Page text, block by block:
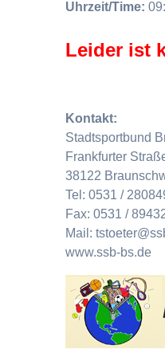
Uhrzeit/Time:
Leider ist
Kontakt:
Stadtsportbund
Frankfurter
38122
Tel: 0531 /
Fax: 0531 /
Mail:
www.ssb-bs.de